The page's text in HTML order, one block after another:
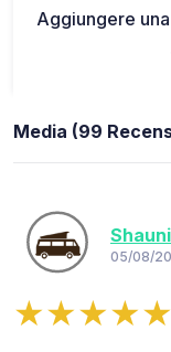
Aggiungere
Media (99
05/08/